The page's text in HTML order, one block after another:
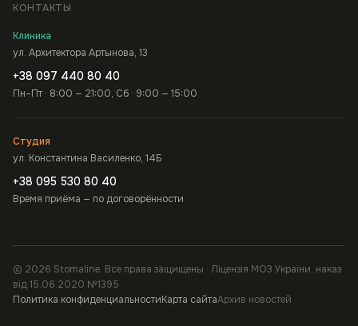
КОНТАКТЫ
Клиника
ул. Архитектора Артынова, 13
+38 097 440 80 40
Пн–Пт · 8:00 — 21:00, Сб · 9:00 — 15:00
Студия
ул. Константина Василенко, 14Б
+38 095 530 80 40
Время приёма — по договорённости
© 2026 Stomaline. Все права защищены · Ліцензія МОЗ України, наказ
від 15.06.2020 №1395
Политика конфиденциальностиКарта сайтаАрхив новостей